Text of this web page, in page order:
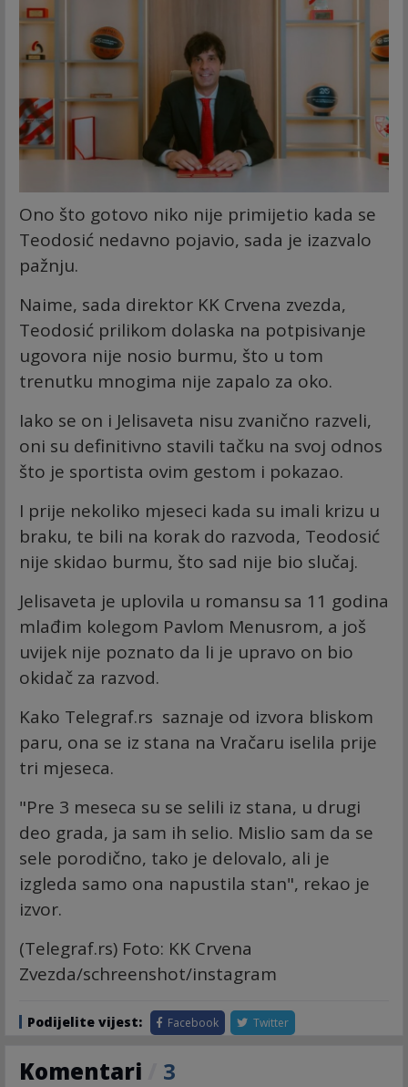
Ono što gotovo niko nije primijetio kada se
Teodosić nedavno pojavio, sada je izazvalo
pažnju.
Naime, sada direktor KK Crvena zvezda,
Teodosić prilikom dolaska na potpisivanje
ugovora nije nosio burmu, što u tom
trenutku mnogima nije zapalo za oko.
Iako se on i Jelisaveta nisu zvanično razveli,
oni su definitivno stavili tačku na svoj odnos
što je sportista ovim gestom i pokazao.
I prije nekoliko mjeseci kada su imali krizu u
braku, te bili na korak do razvoda, Teodosić
nije skidao burmu, što sad nije bio slučaj.
Jelisaveta je uplovila u romansu sa 11 godina
mlađim kolegom Pavlom Menusrom, a još
uvijek nije poznato da li je upravo on bio
okidač za razvod.
Kako Telegraf.rs saznaje od izvora bliskom
paru, ona se iz stana na Vračaru iselila prije
tri mjeseca.
"Pre 3 meseca su se selili iz stana, u drugi
deo grada, ja sam ih selio. Mislio sam da se
sele porodično, tako je delovalo, ali je
izgleda samo ona napustila stan", rekao je
izvor.
(Telegraf.rs) Foto: KK Crvena
Zvezda/schreenshot/instagram
Podijelite vijest: Facebook Twitter
Komentari 3